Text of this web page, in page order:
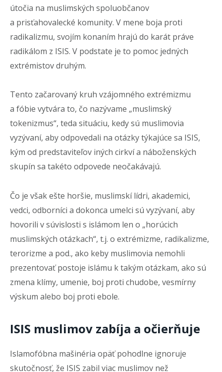
útočia na muslimských spoluobčanov
a prisťahovalecké komunity. V mene boja proti
radikalizmu, svojím konaním hrajú do karát práve
radikálom z ISIS. V podstate je to pomoc jedných
extrémistov druhým.
Tento začarovaný kruh vzájomného extrémizmu
a fóbie vytvára to, čo nazývame „muslimský
tokenizmus“, teda situáciu, kedy sú muslimovia
vyzývaní, aby odpovedali na otázky týkajúce sa ISIS,
kým od predstaviteľov iných cirkví a náboženských
skupín sa takéto odpovede neočakávajú.
Čo je však ešte horšie, muslimskí lídri, akademici,
vedci, odborníci a dokonca umelci sú vyzývaní, aby
hovorili v súvislosti s islámom len o „horúcich
muslimských otázkach“, t.j. o extrémizme, radikalizme,
terorizme a pod., ako keby muslimovia nemohli
prezentovať postoje islámu k takým otázkam, ako sú
zmena klímy, umenie, boj proti chudobe, vesmírny
výskum alebo boj proti ebole.
ISIS muslimov zabíja a očierňuje
Islamofóbna mašinéria opäť pohodlne ignoruje
skutočnosť, že ISIS zabil viac muslimov než